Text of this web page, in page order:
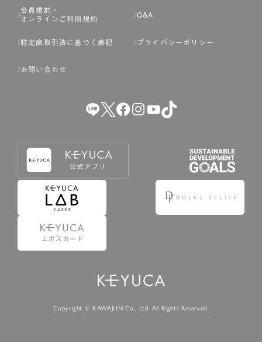
のいずれかの事由に該当する場合は、その登録を拒否し、
または事前に通知することなく一旦なされた登録を取り消
いる場合。
（5） その他、本規約または個別規定に違反した場合。
4.会員登録が取り消された場合においても、当該会員は、
弊社とのお取引等により既に発生した支払義務等の取引上
の義務および本規約上の義務の履行責任を免れないものと
します。
5.仮登録とは、ケユカが提供するアプリ等でサービスを利
用するための簡易的な会員登録（以下「仮登録」といいま
6.仮登録をすることで、第9条のポイント付与を受けるこ
7.仮登録状態はポイントの利用は行えず、第3条1項の通り
会員規約・
オンラインご利用規約
Q&A
特定商取引法に基づく表記 プライバシーポリシー
お問い合わせ
Copyright © KAWAJUN Co., Ltd. All Rights Reserved.